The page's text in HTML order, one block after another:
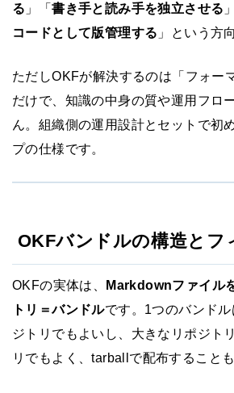
る 」「書き手と読み手を独立させる
コードとして版管理する 」という方
ただしOKFが解決するのは「フォー
だけで、知識の中身の質や運用フロ
ん。組織側の運用設計とセットで初
プの仕様です。
OKFバンドルの構造とフ
OKFの実体は、
Markdownファイル
トリ＝バンドルです。1つのバンド
ジトリでもよいし、大きなリポジト
リでもよく、tarballで配布することも